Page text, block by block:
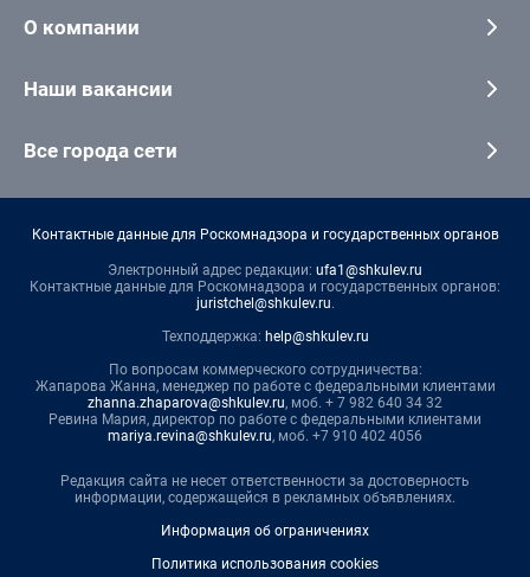
О компании
Наши вакансии
Все города сети
Контактные данные для Роскомнадзора и государственных органов
Электронный адрес редакции: ufa1@shkulev.ru
Контактные данные для Роскомнадзора и государственных органов:
juristchel@shkulev.ru.
Техподдержка: help@shkulev.ru
По вопросам коммерческого сотрудничества:
Жапарова Жанна, менеджер по работе с федеральными клиентами
zhanna.zhaparova@shkulev.ru, моб. + 7 982 640 34 32
Ревина Мария, директор по работе с федеральными клиентами
mariya.revina@shkulev.ru, моб. +7 910 402 4056
Редакция сайта не несет ответственности за достоверность
информации, содержащейся в рекламных объявлениях.
Информация об ограничениях
Политика использования cookies